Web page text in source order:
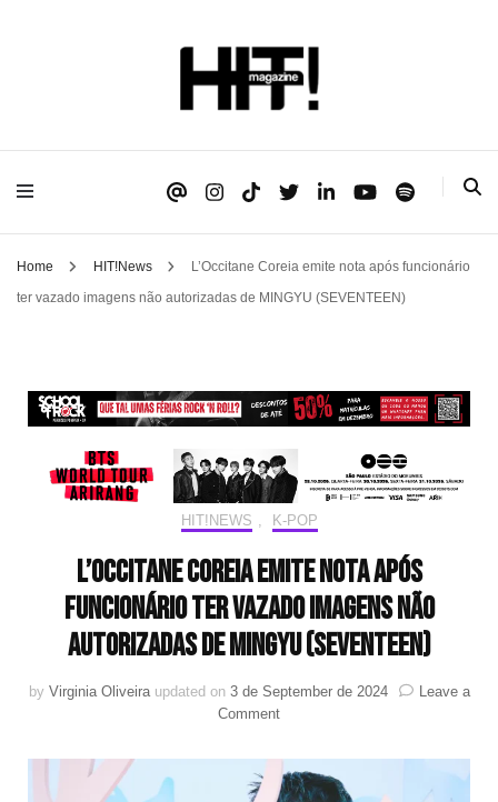
HIT!Magazine
Home HIT!News
L’Occitane Coreia emite nota após funcionário
ter vazado imagens não autorizadas de MINGYU (SEVENTEEN)
HIT!NEWS K-POP
L’Occitane Coreia emite nota após
funcionário ter vazado imagens não
autorizadas de MINGYU (SEVENTEEN)
by Virginia Oliveira updated on 3 de September de 2024
Leave a
Commenton
Coreia
emite